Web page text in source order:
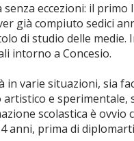
eccezioni: il
già compiuto sedici
di studio delle medie.
intorno a Concesio.
in varie situazioni, sia
e sperimentale,
scolastica è
anni, prima di